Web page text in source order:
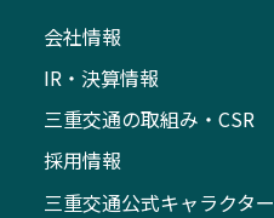
会社情報
IR・決算情報
三重交通の取組み・CSR
採用情報
三重交通公式キャラクター